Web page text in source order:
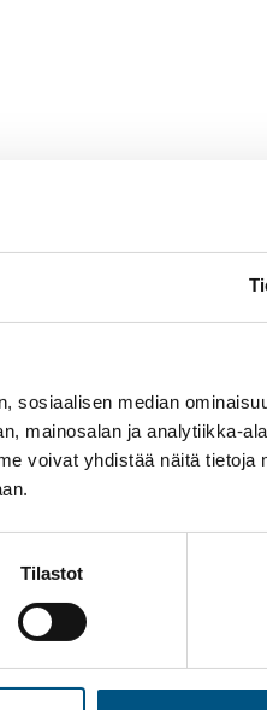
sosiaalisen median
mainosalan ja analytiikka-
voivat yhdistää näitä tietoja
Tilastot
meidän
isännöitsijät.
Messut